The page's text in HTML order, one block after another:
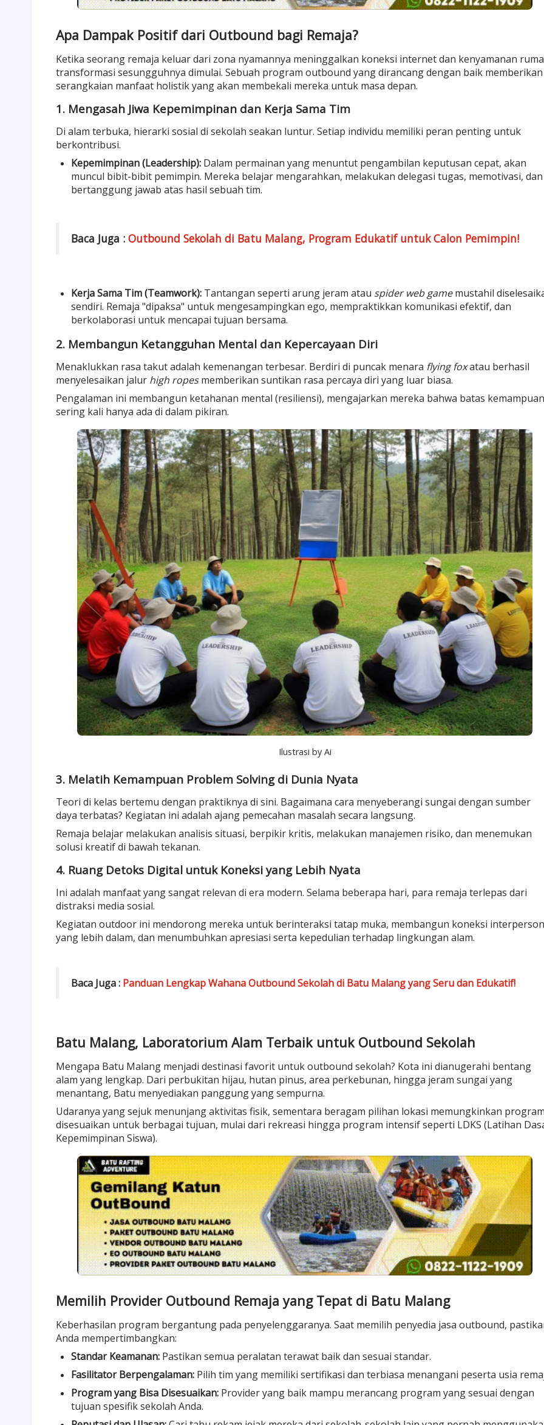
Apa Dampak Positif dari Outbound bagi Remaja?
Ketika seorang remaja keluar dari zona nyamannya meninggalkan koneksi internet dan kenyamanan
transformasi sesungguhnya dimulai. Sebuah program outbound yang dirancang dengan baik memberikan
serangkaian manfaat holistik yang akan membekali mereka untuk masa depan.
1. Mengasah Jiwa Kepemimpinan dan Kerja Sama Tim
Di alam terbuka, hierarki sosial di sekolah seakan luntur. Setiap individu memiliki peran penting untuk
berkontribusi.
Kepemimpinan (Leadership): Dalam permainan yang menuntut pengambilan keputusan cepat, akan
muncul bibit-bibit pemimpin. Mereka belajar mengarahkan, melakukan delegasi tugas, memotivasi, dan
bertanggung jawab atas hasil sebuah tim.
Baca Juga : Outbound Sekolah di Batu Malang, Program Edukatif untuk Calon Pemimpin!
Kerja Sama Tim (Teamwork): Tantangan seperti arung jeram atau spider web gamemustahil
sendiri. Remaja "dipaksa" untuk mengesampingkan ego, mempraktikkan komunikasi efektif, dan
berkolaborasi untuk mencapai tujuan bersama.
2. Membangun Ketangguhan Mental dan Kepercayaan Diri
Menaklukkan rasa takut adalah kemenangan terbesar. Berdiri di puncak menara flying foxatau berhasil
menyelesaikan jalur high ropesmemberikan suntikan rasa percaya diri yang luar biasa.
Pengalaman ini membangun ketahanan mental (resiliensi), mengajarkan mereka bahwa batas kemampuan
sering kali hanya ada di dalam pikiran.
Ilustrasi by Ai
3. Melatih Kemampuan Problem Solving di Dunia Nyata
Teori di kelas bertemu dengan praktiknya di sini. Bagaimana cara menyeberangi sungai dengan sumber
daya terbatas? Kegiatan ini adalah ajang pemecahan masalah secara langsung.
Remaja belajar melakukan analisis situasi, berpikir kritis, melakukan manajemen risiko, dan menemukan
solusi kreatif di bawah tekanan.
4. Ruang Detoks Digital untuk Koneksi yang Lebih Nyata
Ini adalah manfaat yang sangat relevan di era modern. Selama beberapa hari, para remaja terlepas dari
distraksi media sosial.
Kegiatan outdoor ini mendorong mereka untuk berinteraksi tatap muka, membangun koneksi
yang lebih dalam, dan menumbuhkan apresiasi serta kepedulian terhadap lingkungan alam.
Baca Juga : Panduan Lengkap Wahana Outbound Sekolah di Batu Malang yang Seru dan Edukatif!
Batu Malang, Laboratorium Alam Terbaik untuk Outbound Sekolah
Mengapa Batu Malang menjadi destinasi favorit untukoutbound sekolah? Kota ini dianugerahi bentang
alam yang lengkap. Dari perbukitan hijau, hutan pinus, area perkebunan, hingga jeram sungai yang
menantang, Batu menyediakan panggung yang sempurna.
Udaranya yang sejuk menunjang aktivitas fisik, sementara beragam pilihan lokasi memungkinkan
disesuaikan untuk berbagai tujuan, mulai dari rekreasi hingga program intensif seperti LDKS (Latihan
Kepemimpinan Siswa).
Memilih Provider Outbound Remaja yang Tepat di Batu Malang
Keberhasilan program bergantung pada penyelenggaranya. Saat memilih penyedia jasa outbound,
Anda mempertimbangkan:
Standar Keamanan: Pastikan semua peralatan terawat baik dan sesuai standar.
Fasilitator Berpengalaman: Pilih tim yang memiliki sertifikasi dan terbiasa menangani peserta usia
Program yang Bisa Disesuaikan: Provider yang baik mampu merancang program yang sesuai dengan
tujuan spesifik sekolah Anda.